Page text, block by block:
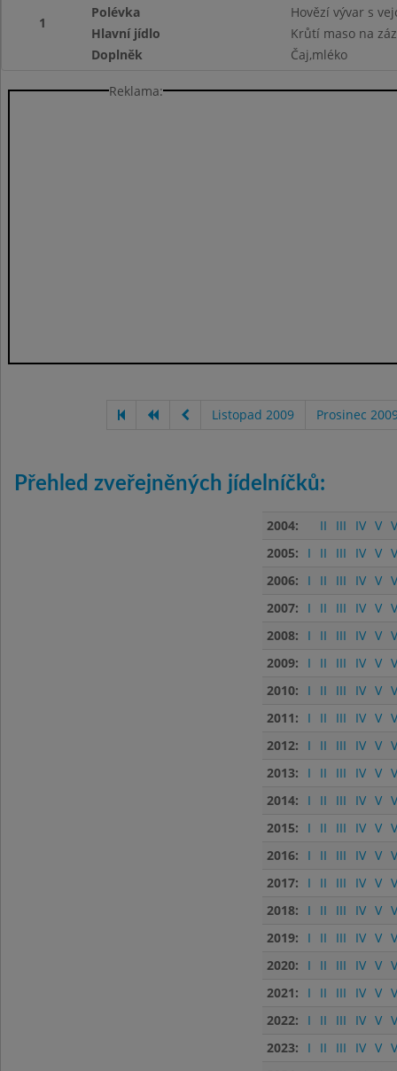
1
Polévka
Hovězí vývar s
Hlavní jídlo
Krůtí maso na
Doplněk
Čaj,mléko
Reklama:
Listopad 2009 Prosinec
Přehled zveřejněných jídelníčků:
2004: II III IV V
2005:
I II III IV V
2006:
I II III IV V
2007:
I II III IV V
2008:
I II III IV V
2009:
I II III IV V
2010:
I II III IV V
2011:
I II III IV V
2012:
I II III IV V
2013:
I II III IV V
2014:
I II III IV V
2015:
I II III IV V
2016:
I II III IV V
2017:
I II III IV V
2018:
I II III IV V
2019:
I II III IV V
2020:
I II III IV V
2021:
I II III IV V
2022:
I II III IV V
2023:
I II III IV V